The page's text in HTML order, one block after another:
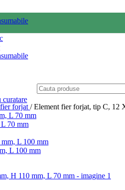
curatare
forjat / Element fier forjat, tip C, 12
70 mm
L 100 mm